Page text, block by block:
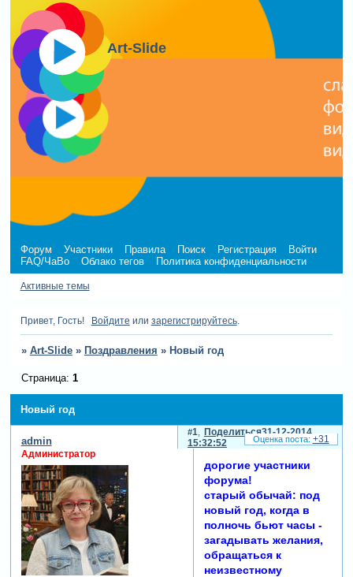
Art-Slide
Форум Участники Правила Поиск Регистрация
Войти
FAQ/ЧаВо
Облако тегов Политика конфиденциальности
Активные темы
Привет, Гость! Войдите или зарегистрируйтесь.
» Art-Slide » Поздравления » Новый год
Новый год
Страница: 1
Поделиться
1
31-12-2014
15:32:52
admin
Администратор
дорогие участники
форума!
старый обычай: под
новый год, когда в
полночь бьют часы -
загадывать желания,
обращаться к
неизвестному
+31